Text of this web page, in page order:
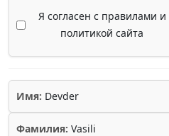
Я согласен с правилами и
политикой сайта
Имя: Devder
Фамилия: Vasili